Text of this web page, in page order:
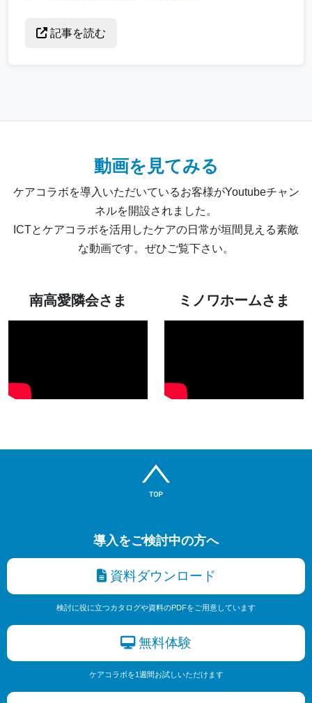
記事を読む
動画を見てみる
ケアコラボを導入いただいているお客様がYoutubeチャン
ネルを開設されました。
ICTとケアコラボを活用したケアの日常が垣間見える素敵
な動画です。ぜひご覧下さい。
南高愛隣会さま ミノワホームさま
導入をご検討中の方へ
資料ダウンロード
検討に役に立つカタログや資料のPDFをご用意しています
無料体験
ケアコラボを1週間お試しいただけます